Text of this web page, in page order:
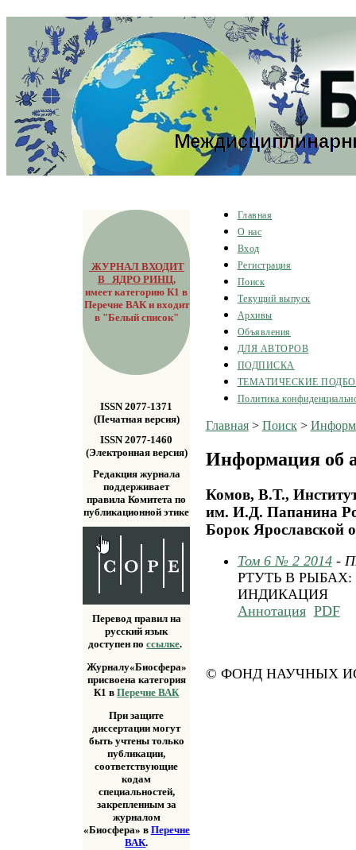
ЖУРНАЛ ВХОДИТ
В ЯДРО РИНЦ,
имеет категорию К1 в
Перечне ВАК и входит
в "Белый список"
ISSN 2077-1371
(Печатная версия)
ISSN 2077-1460
(Электронная версия)
Редакция журнала
поддерживает
правила Комитета по
публикационной этике
Перевод правил на
русский язык
доступен поссылке.
Журналу«Биосфера»
присвоена категория
К1 вПеречне ВАК
При защите
диссертации могут
быть учтены только
публикации,
соответствующие
кодам
специальностей,
закрепленным за
журналом
«Биосфера» в Перечне
ВАК.
Главная
О нас
Вход
Регистрация
Поиск
Текущий выпуск
Архивы
Объявления
ДЛЯ АВТОРОВ
ПОДПИСКА
ТЕМАТИЧЕСКИЕ
Политика
Главная> Поиск>
Информация об
Комов, В.Т.,
им. И.Д. Папанина
Борок Ярославской
Том 6 № 2 2014-
РТУТЬ В
ИНДИКАЦИЯ
Аннотация PDF
© ФОНД НАУЧНЫХ